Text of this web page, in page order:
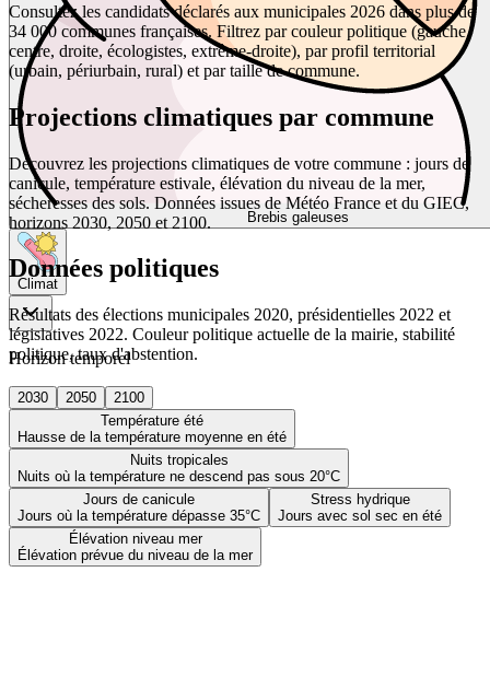
Brebis galeuses
Climat
Horizon temporel
2030 2050
2100
Température été
Hausse de la température moyenne en été
Nuits tropicales
Nuits où la température ne descend pas sous 20°C
Jours de canicule
Jours où la température dépasse 35°C
Stress hydrique
Jours avec sol sec en été
Élévation niveau mer
Élévation prévue du niveau de la mer
Consultez les candidats déclarés aux municipales 2026 dans plus de
34 000 communes françaises. Filtrez par couleur politique (gauche,
centre, droite, écologistes, extrême-droite), par profil territorial
(urbain, périurbain, rural) et par taille de commune.
Projections climatiques par commune
Découvrez les projections climatiques de votre commune : jours de
canicule, température estivale, élévation du niveau de la mer,
sécheresses des sols. Données issues de Météo France et du GIEC,
horizons 2030, 2050 et 2100.
Données politiques
Résultats des élections municipales 2020, présidentielles 2022 et
législatives 2022. Couleur politique actuelle de la mairie, stabilité
politique, taux d'abstention.